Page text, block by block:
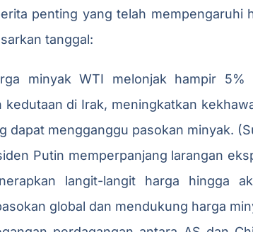
penting yang telah mempengaruhi
tanggal:
minyak WTI melonjak hampir 5%
kedutaan di Irak, meningkatkan
dapat mengganggu pasokan minyak.
Putin memperpanjang larangan
langit-langit harga hingga
global dan mendukung harga